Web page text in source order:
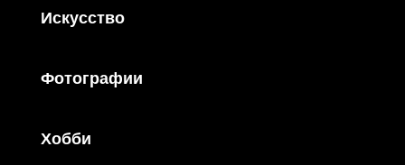
Искусство
Фотографии
Хобби